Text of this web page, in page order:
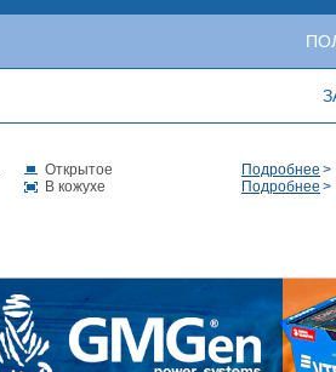
Открытое
Подробнее
В кожухе
Подробнее